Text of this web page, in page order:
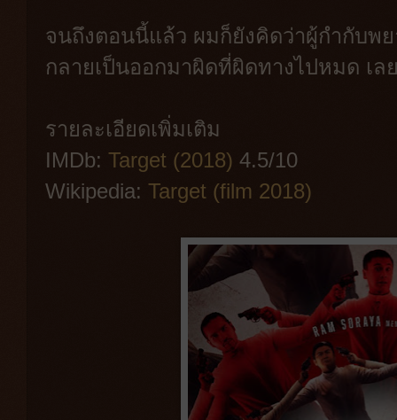
จนถึงตอนนี้แล้ว ผมก็ยังคิดว่าผู้กำกับพ
กลายเป็นออกมาผิดที่ผิดทางไปหมด เ
รายละเอียดเพิ่มเติม
IMDb: Target (2018) 4.5/10
Wikipedia: Target (film 2018)